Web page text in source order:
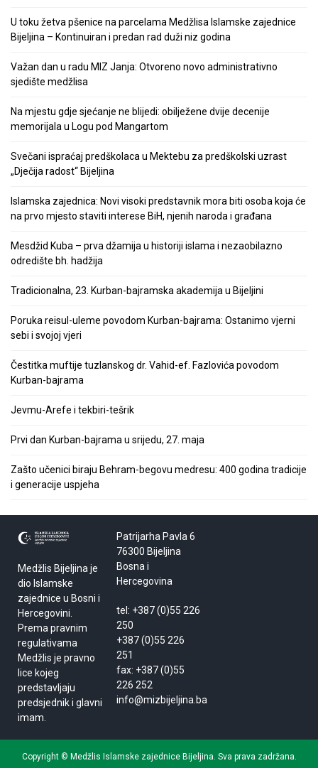
U toku žetva pšenice na parcelama Medžlisa Islamske zajednice
Bijeljina – Kontinuiran i predan rad duži niz godina
Važan dan u radu MIZ Janja: Otvoreno novo administrativno
sjedište medžlisa
Na mjestu gdje sjećanje ne blijedi: obilježene dvije decenije
memorijala u Logu pod Mangartom
Svečani ispraćaj predškolaca u Mektebu za predškolski uzrast
„Dječija radost“ Bijeljina
Islamska zajednica: Novi visoki predstavnik mora biti osoba koja će
na prvo mjesto staviti interese BiH, njenih naroda i građana
Mesdžid Kuba – prva džamija u historiji islama i nezaobilazno
odredište bh. hadžija
Tradicionalna, 23. Kurban-bajramska akademija u Bijeljini
Poruka reisul-uleme povodom Kurban-bajrama: Ostanimo vjerni
sebi i svojoj vjeri
Čestitka muftije tuzlanskog dr. Vahid-ef. Fazlovića povodom
Kurban-bajrama
Jevmu-Arefe i tekbiri-tešrik
Prvi dan Kurban-bajrama u srijedu, 27. maja
Zašto učenici biraju Behram-begovu medresu: 400 godina tradicije
i generacije uspjeha
Medžlis Bijeljina je
dio Islamske
zajednice u Bosni i
Hercegovini.
Prema pravnim
regulativama
Medžlis je pravno
lice kojeg
predstavljaju
predsjednik i glavni
imam.
Patrijarha Pavla 6
76300 Bijeljina
Bosna i
Hercegovina
tel: +387 (0)55 226
250
+387 (0)55 226
251
fax: +387 (0)55
226 252
info@mizbijeljina.ba
Copyright © Medžlis Islamske zajednice Bijeljina. Sva prava zadržana.